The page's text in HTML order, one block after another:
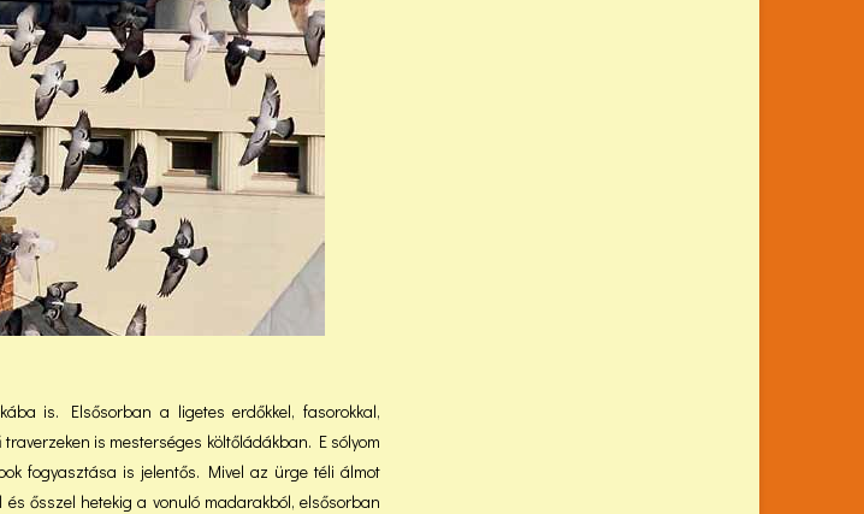
is. Elsősorban a ligetes erdőkkel, fasorokkal,
is mesterséges költőládákban. E sólyom
fogyasztása is jelentős. Mivel az ürge téli álmot
ősszel hetekig a vonuló madarakból, elsősorban